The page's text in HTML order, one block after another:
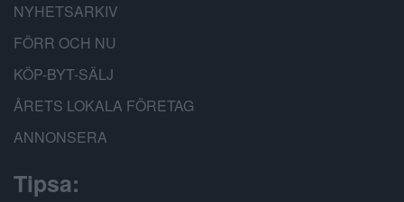
NYHETSARKIV
FÖRR OCH NU
KÖP-BYT-SÄLJ
ÅRETS LOKALA FÖRETAG
ANNONSERA
Tipsa: